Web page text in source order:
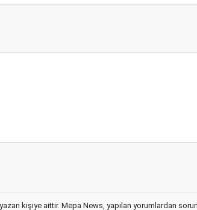
kişiye aittir. Mepa News, yapılan yorumlardan